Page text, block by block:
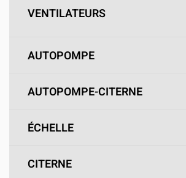
VENTILATEURS
AUTOPOMPE
AUTOPOMPE-CITERNE
ÉCHELLE
CITERNE